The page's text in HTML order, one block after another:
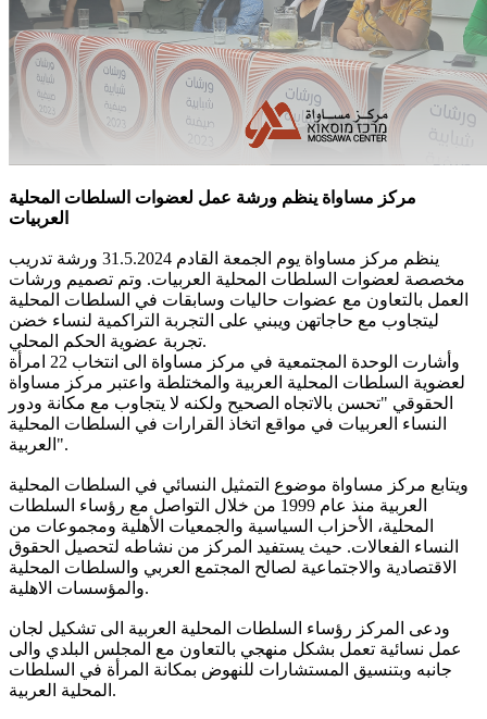
مركز مساواة ينظم ورشة عمل لعضوات السلطات المحلية
العربيات
ينظم مركز مساواة يوم الجمعة القادم 31.5.2024 ورشة تدريب
مخصصة لعضوات السلطات المحلية العربيات. وتم تصميم ورشات
العمل بالتعاون مع عضوات حاليات وسابقات في السلطات المحلية
ليتجاوب مع حاجاتهن ويبني على التجربة التراكمية لنساء خضن
تجربة عضوية الحكم المحلي.
وأشارت الوحدة المجتمعية في مركز مساواة الى انتخاب 22 امرأة
لعضوية السلطات المحلية العربية والمختلطة واعتبر مركز مساواة
الحقوقي "تحسن بالاتجاه الصحيح ولكنه لا يتجاوب مع مكانة ودور
النساء العربيات في مواقع اتخاذ القرارات في السلطات المحلية
العربية".
ويتابع مركز مساواة موضوع التمثيل النسائي في السلطات المحلية
العربية منذ عام 1999 من خلال التواصل مع رؤساء السلطات
المحلية، الأحزاب السياسية والجمعيات الأهلية ومجموعات من
النساء الفعالات. حيث يستفيد المركز من نشاطه لتحصيل الحقوق
الاقتصادية والاجتماعية لصالح المجتمع العربي والسلطات المحلية
والمؤسسات الاهلية.
ودعى المركز رؤساء السلطات المحلية العربية الى تشكيل لجان
عمل نسائية تعمل بشكل منهجي بالتعاون مع المجلس البلدي والى
جانبه وبتنسيق المستشارات للنهوض بمكانة المرأة في السلطات
المحلية العربية.